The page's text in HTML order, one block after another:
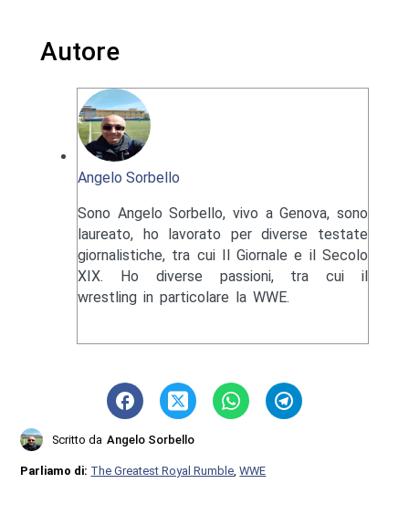
Autore
Angelo Sorbello
Sono Angelo Sorbello, vivo a Genova, sono
laureato, ho lavorato per diverse testate
giornalistiche, tra cui Il Giornale e il Secolo
XIX. Ho diverse passioni, tra cui il
wrestling in particolare la WWE.
Scritto da Angelo Sorbello
Parliamo di: The Greatest Royal Rumble,WWE